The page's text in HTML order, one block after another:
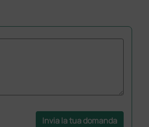
Invia la tua domanda